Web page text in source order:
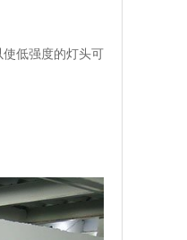
低强度的灯头可